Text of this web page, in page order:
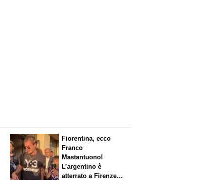
Fiorentina, ecco
Franco
Mastantuono!
L’argentino è
atterrato a Firenze,